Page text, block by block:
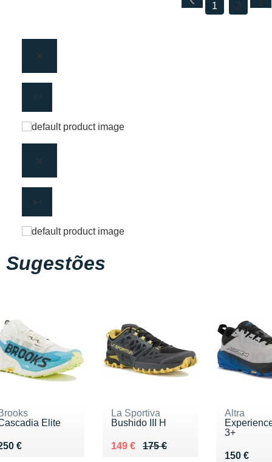
1 2
Sugestões
Elite
€ 250 €
La Sportiva
Bushido III H
175 €
Au lieu de 175 €
149 €
Vendu 149 €
Altra
3+
150 €
Vendu